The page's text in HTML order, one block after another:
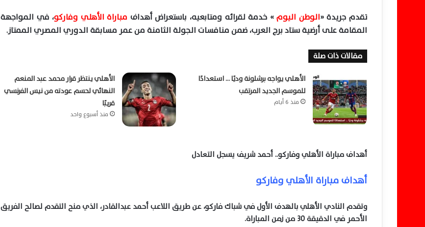
ى
د
ك
ت
ر
و
تقدم جريدة «الوطن اليوم» خدمة لقرائه ومتابعيه، باستعراض أهداف مباراة الأهلي وفاركو، في المواجهة
المقامة على أرضية ستاد برج العرب، ضمن منافسات الجولة الثامنة من عمر مسابقة الدوري المصري الممتاز.
مقالات ذات صلة
الأهلي يواجه برشلونة وديًا … استعدادًا
للموسم الجديد المرتقب
منذ 6 أيام
الأهلي ينتظر قرار محمد عبد المنعم
النهائي لحسم عودته من نيس الفرنسي
قريبًا
منذ أسبوع واحد
أهداف مباراة الأهلي وفاركو.. أحمد شريف يسجل التعادل
أهداف مباراة الأهلي وفاركو
وتقدم النادي الأهلي بالهدف الأول في شباك فاركو، عن طريق اللاعب أحمد عبدالقادر، الذي منح التقدم لصالح الفريق
الأحمر في الدقيقة 30 من زمن المباراة.